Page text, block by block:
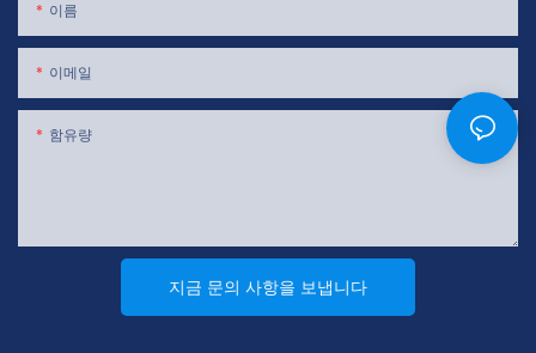
이름
이메일
함유량
지금 문의 사항을 보냅니다